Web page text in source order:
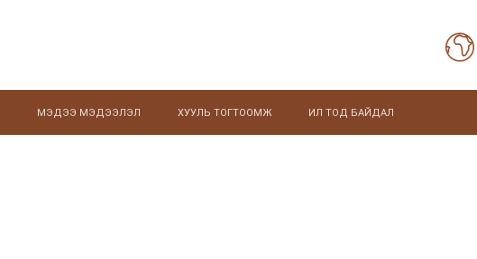
МЭДЭЭ МЭДЭЭЛЭЛ ХУУЛЬ ТОГТООМЖ ИЛ ТОД БАЙДАЛ